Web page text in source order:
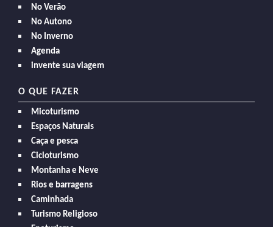
No Verão
No Autono
No Inverno
Agenda
invente sua viagem
O QUE FAZER
Micoturismo
Espaços Naturais
Caça e pesca
Cicloturismo
Montanha e Neve
Rios e barragens
Caminhada
Turismo Religioso